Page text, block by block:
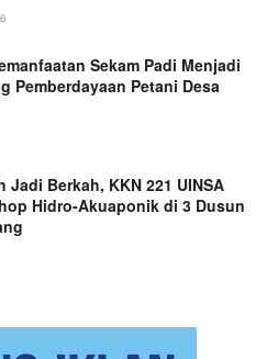
Sekam Padi Menjadi
Pemberdayaan Petani Desa
Jadi Berkah, KKN 221 UINSA
Hidro-Akuaponik di 3 Dusun